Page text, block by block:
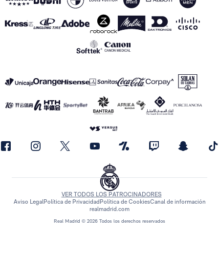
Real Madrid © 2026 Todos los derechos reservados
VER TODOS LOS PATROCINADORES
Aviso LegalPolítica de Privacidad Política de CookiesCanal de información
realmadrid.com